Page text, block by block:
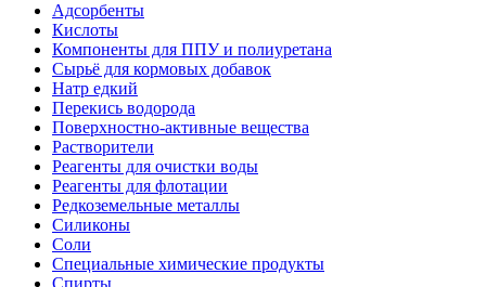
Адсорбенты
Кислоты
Компоненты для ППУ и полиуретана
Сырьё для кормовых добавок
Натр едкий
Перекись водорода
Поверхностно-активные вещества
Растворители
Реагенты для очистки воды
Реагенты для флотации
Редкоземельные металлы
Силиконы
Соли
Специальные химические продукты
Спирты